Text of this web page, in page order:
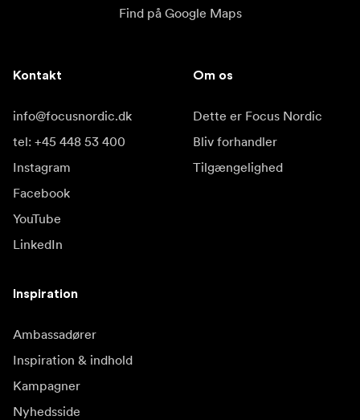
J. (1) Sikkerhedsslot
Sørg for, at din dock
overalt, klarer dine eventyr på vejen, på kontoret og
Find på Google Maps
Kontakt
info@focusnordic.dk
tel: +45 448 53 400
Instagram
Facebook
YouTube
LinkedIn
Om os
Dette er Focus Nordic
Bliv forhandler
Tilgængelighed
Inspiration
Ambassadører
Inspiration & indhold
Kampagner
Nyhedsside